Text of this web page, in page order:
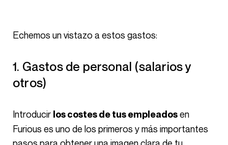
Echemos un vistazo a estos gastos:
1. Gastos de personal (salarios y
otros)
Introducir los costes de tus empleadosen
Furious es uno de los primeros y más importantes